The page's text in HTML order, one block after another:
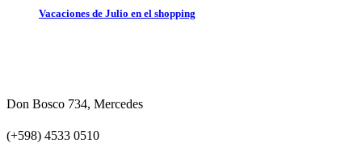
Vacaciones de Julio en el shopping
Don Bosco 734, Mercedes
(+598) 4533 0510